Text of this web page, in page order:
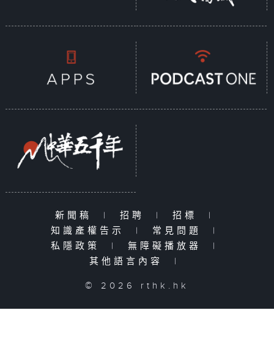
新聞稿 | 招聘 | 招標
|
知識產權告示
| 常見問題
|
私隱政策
| 無障礙播放器
|
其他語言內容
|
© 2026 rthk.hk